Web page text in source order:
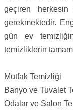
geçiren
gerekmektedir.
gün ev
temizliklerin
Mutfak Temizliği
Banyo ve Tuvalet
Odalar ve Salon